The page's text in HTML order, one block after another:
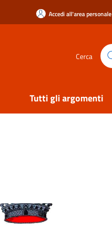
Accedi all'area personale
Cerca
Tutti gli argomenti